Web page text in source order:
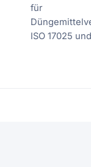
für
ISO 17025